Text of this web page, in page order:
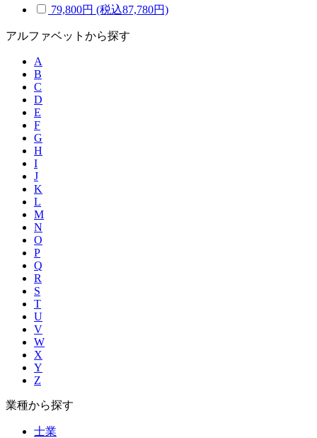
79,800円 (税込87,780円)
アルファベットから探す
A
B
C
D
E
F
G
H
I
J
K
L
M
N
O
P
Q
R
S
T
U
V
W
X
Y
Z
業種から探す
士業